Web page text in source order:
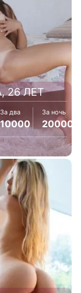
26 ЛЕТ
За два
10000
За ночь
20000